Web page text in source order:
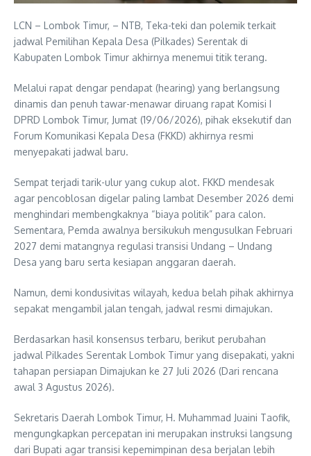
LCN – Lombok Timur, – NTB, Teka-teki dan polemik terkait
jadwal Pemilihan Kepala Desa (Pilkades) Serentak di
Kabupaten Lombok Timur akhirnya menemui titik terang.
Melalui rapat dengar pendapat (hearing) yang berlangsung
dinamis dan penuh tawar-menawar diruang rapat Komisi I
DPRD Lombok Timur, Jumat (19/06/2026), pihak eksekutif dan
Forum Komunikasi Kepala Desa (FKKD) akhirnya resmi
menyepakati jadwal baru.
Sempat terjadi tarik-ulur yang cukup alot. FKKD mendesak
agar pencoblosan digelar paling lambat Desember 2026 demi
menghindari membengkaknya “biaya politik” para calon.
Sementara, Pemda awalnya bersikukuh mengusulkan Februari
2027 demi matangnya regulasi transisi Undang – Undang
Desa yang baru serta kesiapan anggaran daerah.
Namun, demi kondusivitas wilayah, kedua belah pihak akhirnya
sepakat mengambil jalan tengah, jadwal resmi dimajukan.
Berdasarkan hasil konsensus terbaru, berikut perubahan
jadwal Pilkades Serentak Lombok Timur yang disepakati, yakni
tahapan persiapan Dimajukan ke 27 Juli 2026 (Dari rencana
awal 3 Agustus 2026).
Sekretaris Daerah Lombok Timur, H. Muhammad Juaini Taofik,
mengungkapkan percepatan ini merupakan instruksi langsung
dari Bupati agar transisi kepemimpinan desa berjalan lebih